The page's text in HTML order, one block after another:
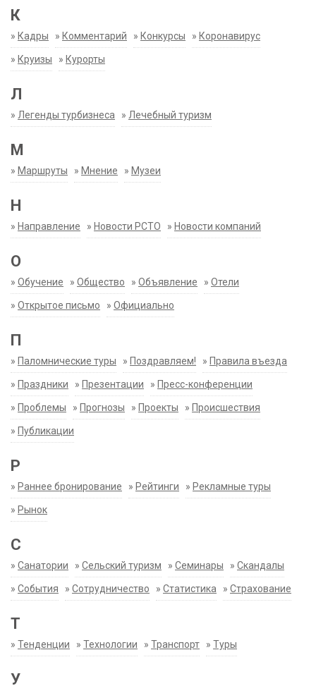
К
» Кадры » Комментарий » Конкурсы » Коронавирус
» Круизы » Курорты
Л
» Легенды турбизнеса » Лечебный туризм
М
» Маршруты » Мнение » Музеи
Н
» Направление » Новости РСТО » Новости компаний
О
» Обучение » Общество » Объявление » Отели
» Открытое письмо » Официально
П
» Паломнические туры » Поздравляем! » Правила въезда
» Праздники » Презентации » Пресс-конференции
» Проблемы » Прогнозы » Проекты » Происшествия
» Публикации
Р
» Раннее бронирование » Рейтинги » Рекламные туры
» Рынок
С
» Санатории » Сельский туризм » Семинары » Скандалы
» События » Сотрудничество » Статистика » Страхование
Т
» Тенденции » Технологии » Транспорт » Туры
У